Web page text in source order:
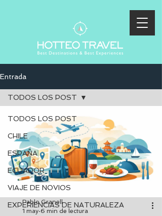
Entrada
TODOS LOS POST
CHILE
ESPAÑA
ECUADOR
VIAJE DE NOVIOS
EXPERIENCIAS DE NATURALEZA
TODOS LOS POST
Pablo Granell
1 may 6 min de lectura